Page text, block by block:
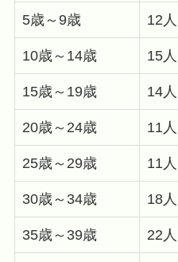
5歳～9歳 12人
10歳～14歳 15人
15歳～19歳 14人
20歳～24歳 11人
25歳～29歳 11人
30歳～34歳 18人
35歳～39歳 22人